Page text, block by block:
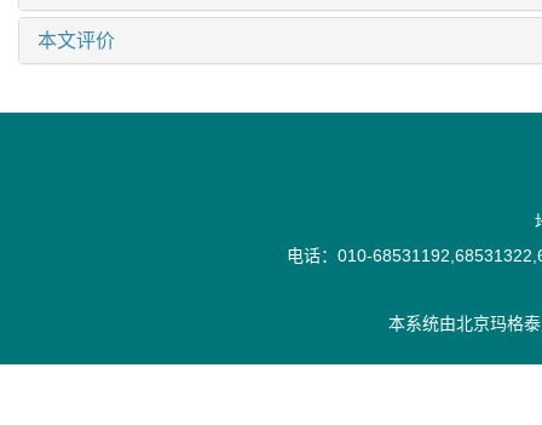
本文评价
电话：010-
本系统由北京玛格